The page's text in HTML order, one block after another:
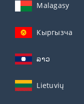
Malagasy
Кыргызча
ລາວ
Lietuvių